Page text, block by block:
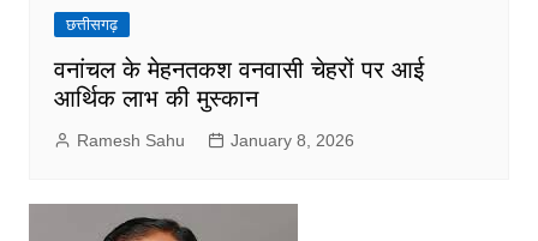
छत्तीसगढ़
वनांचल के मेहनतकश वनवासी चेहरों पर आई
आर्थिक लाभ की मुस्कान
Ramesh Sahu January 8, 2026